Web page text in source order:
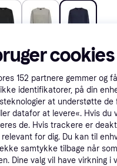
152 partnere gemmer og
identifikatorer, på din
at understøtte
datafor at levere«. Hvis
de. Hvis trackere er
for dig. Du kan til
samtykke tilbage når
Dine valg vil have virkning